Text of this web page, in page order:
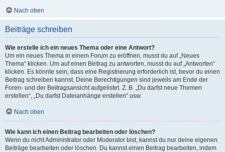
Nach oben
Beiträge schreiben
Wie erstelle ich ein neues Thema oder eine Antwort?
Um ein neues Thema in einem Forum zu eröffnen, musst du auf „Neues
Thema“ klicken. Um auf einen Beitrag zu antworten, musst du auf „Antworten“
klicken. Es könnte sein, dass eine Registrierung erforderlich ist, bevor du einen
Beitrag schreiben kannst. Deine Berechtigungen sind jeweils am Ende der
Foren- und der Beitragsansicht aufgelistet. Z. B. „Du darfst neue Themen
erstellen“, „Du darfst Dateianhänge erstellen“ usw.
Nach oben
Wie kann ich einen Beitrag bearbeiten oder löschen?
Wenn du nicht Administrator oder Moderator bist, kannst du nur deine eigenen
Beiträge bearbeiten oder löschen. Du kannst einen Beitrag bearbeiten, indem